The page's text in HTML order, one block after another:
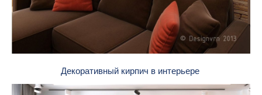
Декоративный кирпич в интерьере